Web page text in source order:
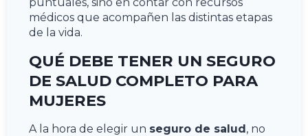
médicos que acompañen las distintas etapas
de la vida.
QUÉ DEBE TENER UN SEGURO
DE SALUD COMPLETO PARA
MUJERES
A la hora de elegir un seguro de salud, no